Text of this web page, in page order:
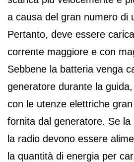
a causa del gran numero di
Pertanto, deve essere
corrente maggiore e con
Sebbene la batteria venga
generatore durante la
con le utenze elettriche
fornita dal generatore. Se
la radio devono essere
la quantità di energia per